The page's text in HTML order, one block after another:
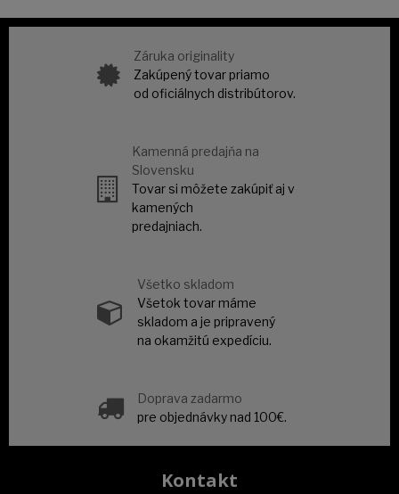
Záruka originality
Zakúpený tovar priamo
od oficiálnych distribútorov.
Kamenná predajňa na
Slovensku
Tovar si môžete zakúpiť aj v
kamených
predajniach.
Všetko skladom
Všetok tovar máme
skladom a je pripravený
na okamžitú expedíciu.
Doprava zadarmo
pre objednávky nad 100€.
Kontakt